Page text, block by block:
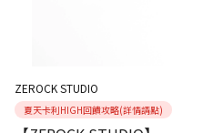
ZEROCK STUDIO
夏天卡利HIGH回饋攻略(詳情請點)